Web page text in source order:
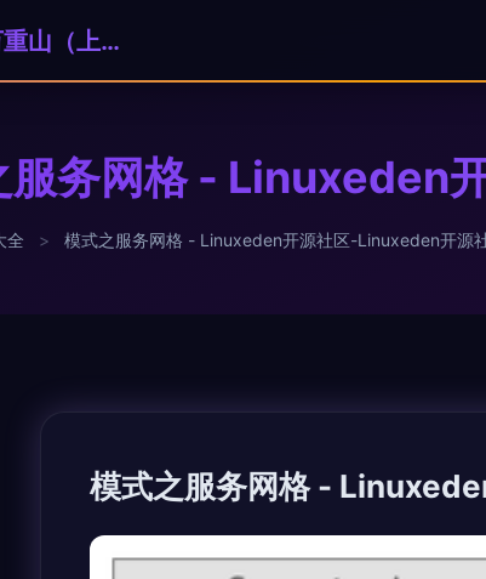
轻舟已过万重山（上海）科技贸易有限公司
服务网格 - Linuxeden
全 > 模式之服务网格 - Linuxeden开源社区-Linuxeden开源
模式之服务网格 -